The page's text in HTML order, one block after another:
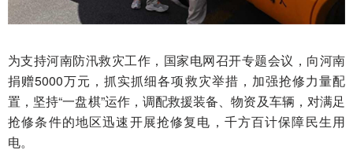
为支持河南防汛救灾工作，国家电网召开专题会议，向河南
捐赠5000万元，抓实抓细各项救灾举措，加强抢修力量配
置，坚持“一盘棋”运作，调配救援装备、物资及车辆，对满足
抢修条件的地区迅速开展抢修复电，千方百计保障民生用
电。